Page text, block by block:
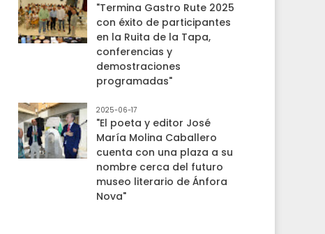
"Termina Gastro Rute 2025
con éxito de participantes
en la Ruita de la Tapa,
conferencias y
demostraciones
programadas"
2025-06-17
"El poeta y editor José
María Molina Caballero
cuenta con una plaza a su
nombre cerca del futuro
museo literario de Ánfora
Nova"